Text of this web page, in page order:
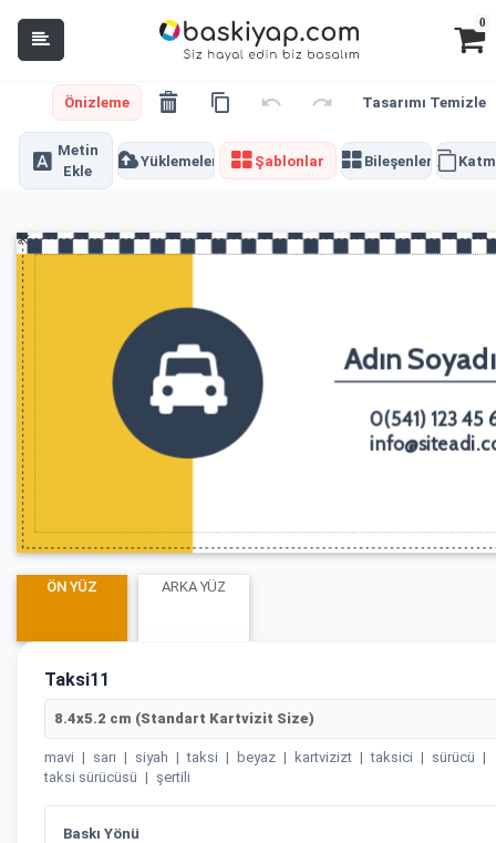
0
Önizleme Tasarımı Temizle
Metin
Ekle
Yüklemeler Şablonlar Bileşenler
ÖN YÜZ ARKA YÜZ
Taksi11
8.4x5.2 cm (Standart Kartvizit Size)
mavi | sarı | siyah | taksi | beyaz | kartvizizt | taksici | sürücü |
taksi sürücüsü | şertili
Baskı Yönü